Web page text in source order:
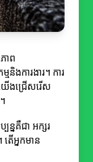
ាព
ងការងារ។ ការ
ើងជ្រើសរើស
ន្នគឺជា អក្សរ
ើអ្នកមាន